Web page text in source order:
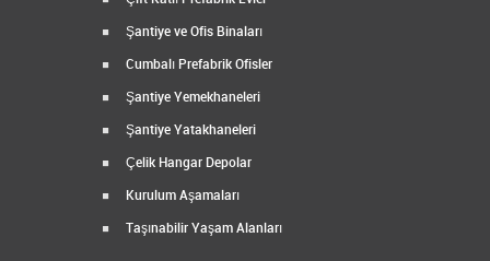
Şantiye ve Ofis Binaları
Cumbalı Prefabrik Ofisler
Şantiye Yemekhaneleri
Şantiye Yatakhaneleri
Çelik Hangar Depolar
Kurulum Aşamaları
Taşınabilir Yaşam Alanları